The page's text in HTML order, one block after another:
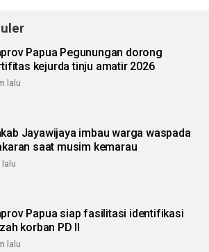
Papua Pegunungan dorong
kejurda tinju amatir 2026
lalu
Jayawijaya imbau warga waspada
saat musim kemarau
lalu
Papua siap fasilitasi identifikasi
korban PD II
lalu